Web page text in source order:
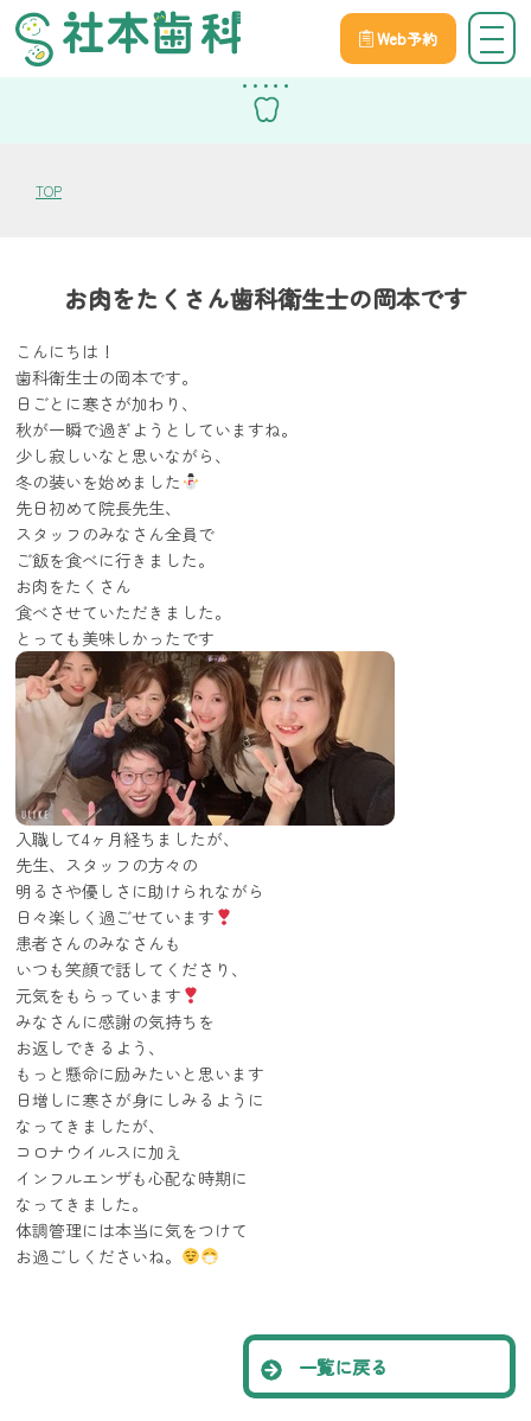
Web予約
スタッフブログ
TOP
お肉をたくさん歯科衛生士の岡本です
こんにちは！
歯科衛生士の岡本です。
日ごとに寒さが加わり、
秋が一瞬で過ぎようとしていますね。
少し寂しいなと思いながら、
冬の装いを始めました
先日初めて院長先生、
スタッフのみなさん全員で
ご飯を食べに行きました。
お肉をたくさん
食べさせていただきました。
とっても美味しかったです
入職して4ヶ月経ちましたが、
先生、スタッフの方々の
明るさや優しさに助けられながら
日々楽しく過ごせています
患者さんのみなさんも
いつも笑顔で話してくださり、
元気をもらっています
みなさんに感謝の気持ちを
お返しできるよう、
もっと懸命に励みたいと思います
日増しに寒さが身にしみるように
なってきましたが、
コロナウイルスに加え
インフルエンザも心配な時期に
なってきました。
体調管理には本当に気をつけて
お過ごしくださいね。
一覧に戻る